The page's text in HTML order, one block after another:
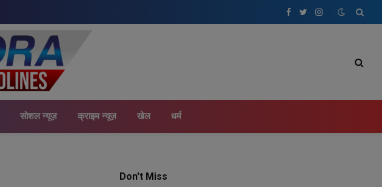
Facebook
TwitterInstagram
सोशल न्यूज़ क्राइम न्यूज़ खेल धर्म
Don't Miss